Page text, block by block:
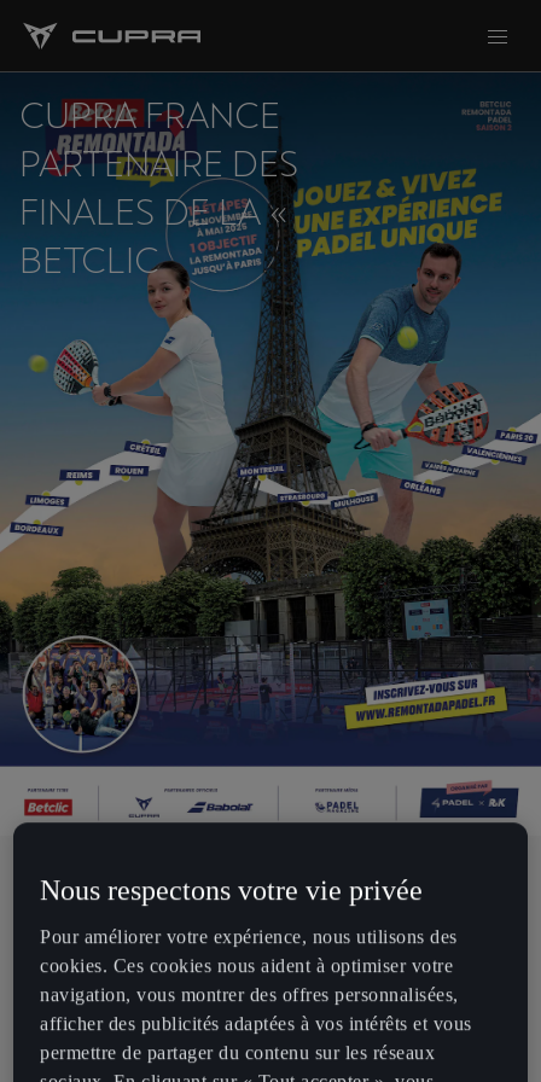
CUPRA FRANCE
PARTENAIRE DES
FINALES DE LA «
BETCLIC
REMONTADA PADEL
» 2025 À PARIS
Les finales du plus grand tournoi amateur de padel en
France se dérouleront du 13 au 15 juin 2025 sur un
terrain de padel éphémère installé sur les quais de
Seine, devant la péniche « Gustave » des Vedettes de
Paris
Un week-end entièrement dédié au padel, rythmé par
Nous respectons votre vie privée
Pour améliorer votre expérience, nous utilisons des
cookies. Ces cookies nous aident à optimiser votre
navigation, vous montrer des offres personnalisées,
afficher des publicités adaptées à vos intérêts et vous
permettre de partager du contenu sur les réseaux